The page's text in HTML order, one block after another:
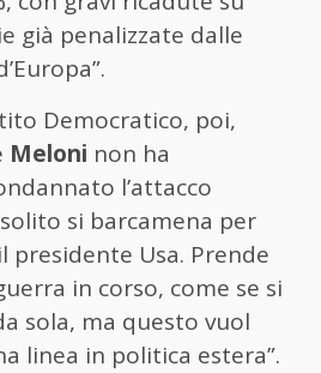
già penalizzate dalle
Democratico, poi,
Meloni non ha
l’attacco
solito si barcamena per
Usa. Prende
in corso, come se si
sola, ma questo vuol
linea in politica estera”.